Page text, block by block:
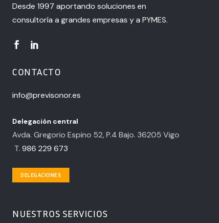
Desde 1997 aportando soluciones en
consultoría a grandes empresas y a PYMES.
CONTACTO
info@previsonor.es
Delegación central
Avda. Gregorio Espino 52, P.4 Bajo. 36205 Vigo
T. 986 229 673
DELEGACIONES
NUESTROS SERVICIOS